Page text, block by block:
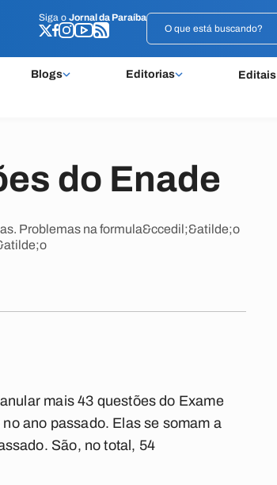
Siga o Jornal da Paraíba
Blogs Editorias Editais
Siga o Jornal da Paraíba
do Enade
Problemas na formula&ccedil;&atilde;o
mais 43 questões do Exame
ano passado. Elas se somam a
São, no total, 54